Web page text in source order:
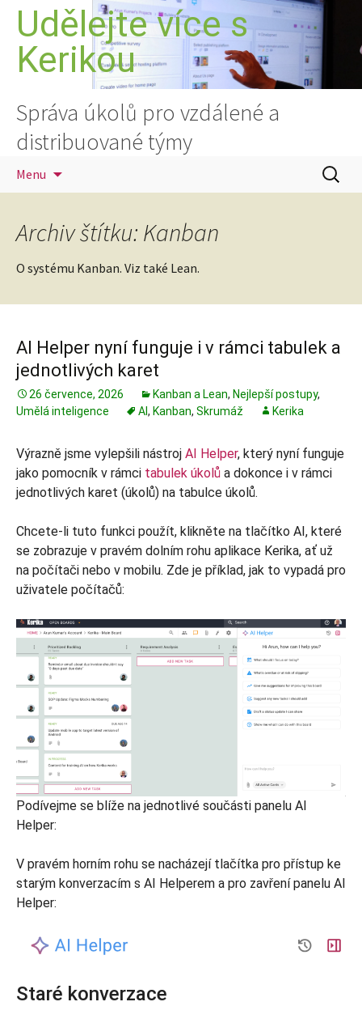
Přejít
obsahu
webu
Udělejte více s
Kerikou
Správa úkolů pro vzdálené a
distribuované týmy
Menu
Archiv štítku: Kanban
O systému Kanban. Viz také Lean.
AI Helper nyní funguje i v rámci tabulek a
jednotlivých karet
26 července, 2026 Kanban a Lean, Nejlepší postupy,
Umělá inteligence
AI, Kanban, Skrumáž Kerika
Výrazně jsme vylepšili nástroj AI Helper, který nyní funguje
jako pomocník v rámci tabulek úkolů a dokonce i v rámci
jednotlivých karet (úkolů) na tabulce úkolů.
Chcete-li tuto funkci použít, klikněte na tlačítko AI, které
se zobrazuje v pravém dolním rohu aplikace Kerika, ať už
na počítači nebo v mobilu. Zde je příklad, jak to vypadá pro
uživatele počítačů:
Podívejme se blíže na jednotlivé součásti panelu AI
Helper:
V pravém horním rohu se nacházejí tlačítka pro přístup ke
starým konverzacím s AI Helperem a pro zavření panelu AI
Helper:
Staré konverzace